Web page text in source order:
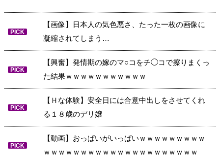
PICK
【画像】日本人の気色悪さ、たった一枚の画像に
凝縮されてしまう…
PICK
【興奮】発情期の嫁のマ○コをチ◯コで擦りまくっ
た結果ｗｗｗｗｗｗｗｗｗｗｗ
PICK
【Ｈな体験】安全日には合意中出しをさせてくれ
る１８歳のデリ嬢
PICK
【動画】おっぱいがいっぱいｗｗｗｗｗｗｗｗｗ
ｗｗｗｗｗｗｗｗｗｗｗｗｗｗｗｗｗｗｗｗｗ